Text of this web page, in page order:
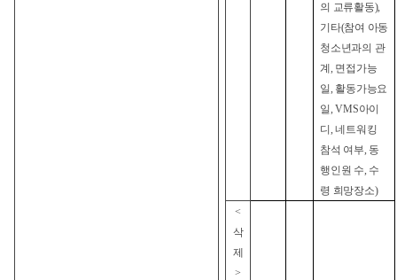
의 교류활동),
기타(참여 아동
청소년과의 관
계, 면접가능
일, 활동가능요
일, VMS아이
디, 네트워킹
참석 여부, 동
행인원 수, 수
령 희망장소)
<
삭
제
>